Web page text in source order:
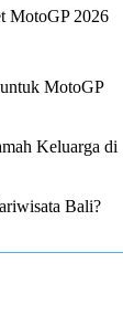
MotoGP 2026
MotoGP
Keluarga di
Bali?